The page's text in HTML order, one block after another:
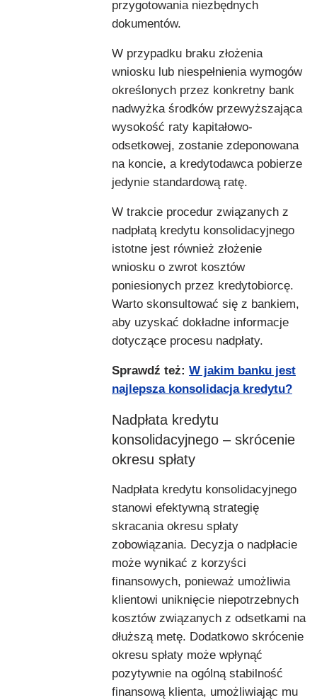
przygotowania niezbędnych
dokumentów.
W przypadku braku złożenia
wniosku lub niespełnienia wymogów
określonych przez konkretny bank
nadwyżka środków przewyższająca
wysokość raty kapitałowo-
odsetkowej, zostanie zdeponowana
na koncie, a kredytodawca pobierze
jedynie standardową ratę.
W trakcie procedur związanych z
nadpłatą kredytu konsolidacyjnego
istotne jest również złożenie
wniosku o zwrot kosztów
poniesionych przez kredytobiorcę.
Warto skonsultować się z bankiem,
aby uzyskać dokładne informacje
dotyczące procesu nadpłaty.
Sprawdź też: W jakim banku jest
najlepsza konsolidacja kredytu?
Nadpłata kredytu
konsolidacyjnego – skrócenie
okresu spłaty
Nadpłata kredytu konsolidacyjnego
stanowi efektywną strategię
skracania okresu spłaty
zobowiązania. Decyzja o nadpłacie
może wynikać z korzyści
finansowych, ponieważ umożliwia
klientowi uniknięcie niepotrzebnych
kosztów związanych z odsetkami na
dłuższą metę. Dodatkowo skrócenie
okresu spłaty może wpłynąć
pozytywnie na ogólną stabilność
finansową klienta, umożliwiając mu